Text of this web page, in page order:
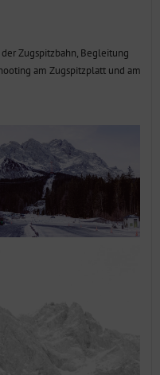
Zugspitzbahn, Begleitung
am Zugspitzplatt und am